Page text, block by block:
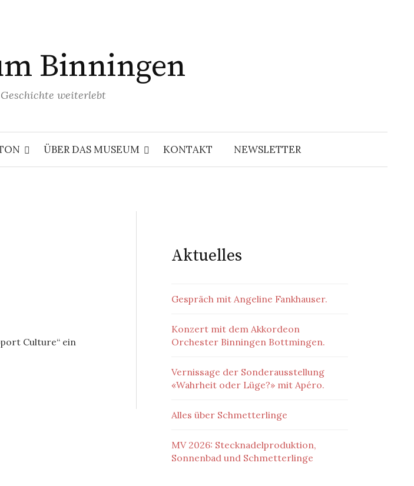
Binningen
weiterlebt
ÜBER DAS MUSEUM KONTAKT NEWSLETTER
Suchen
Culture“ ein
Aktuelles
Gespräch mit Angeline Fankhauser.
Konzert mit dem Akkordeon
Orchester Binningen Bottmingen.
Vernissage der Sonderausstellung
«Wahrheit oder Lüge?» mit Apéro.
Alles über Schmetterlinge
MV 2026: Stecknadelproduktion,
Sonnenbad und Schmetterlinge